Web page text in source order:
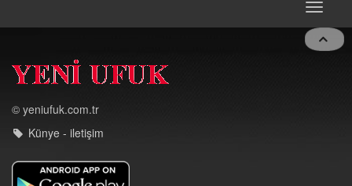
Toggle
© yeniufuk.com.tr
Künye - iletişim